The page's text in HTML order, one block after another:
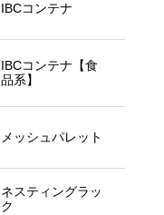
IBCコンテナ
IBCコンテナ【食
品系】
メッシュパレット
ネスティングラッ
ク